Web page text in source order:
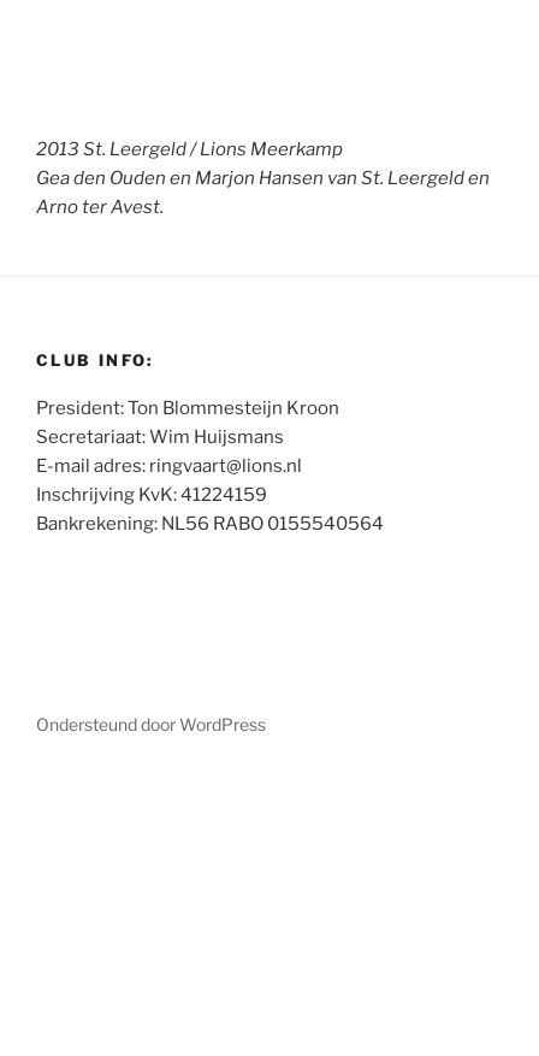
2013 St. Leergeld / Lions Meerkamp
Gea den Ouden en Marjon Hansen van St. Leergeld en
Arno ter Avest.
CLUB INFO:
President: Ton Blommesteijn Kroon
Secretariaat: Wim Huijsmans
E-mail adres: ringvaart@lions.nl
Inschrijving KvK: 41224159
Bankrekening: NL56 RABO 0155540564
Ondersteund door WordPress